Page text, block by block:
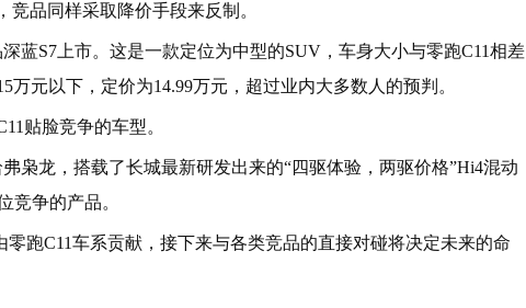
品同样采取降价手段来反制。
蓝S7上市。这是一款定位为中型的SUV，车身大小与零跑C11相差
元以下，定价为14.99万元，超过业内大多数人的预判。
贴脸竞争的车型。
枭龙，搭载了长城最新研发出来的“四驱体验，两驱价格”Hi4混动
竞争的产品。
零跑C11车系贡献，接下来与各类竞品的直接对碰将决定未来的命